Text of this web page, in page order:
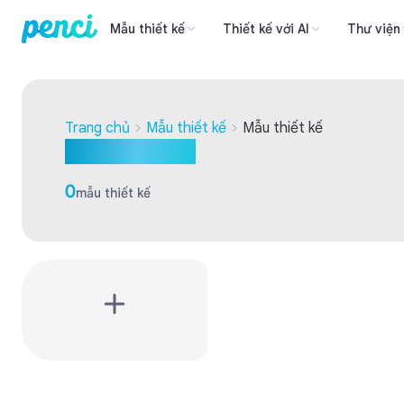
Mẫu thiết kế Thiết kế với AI Thư viện
Trang chủ Mẫu thiết kế Mẫu thiết kế
0mẫu thiết kế